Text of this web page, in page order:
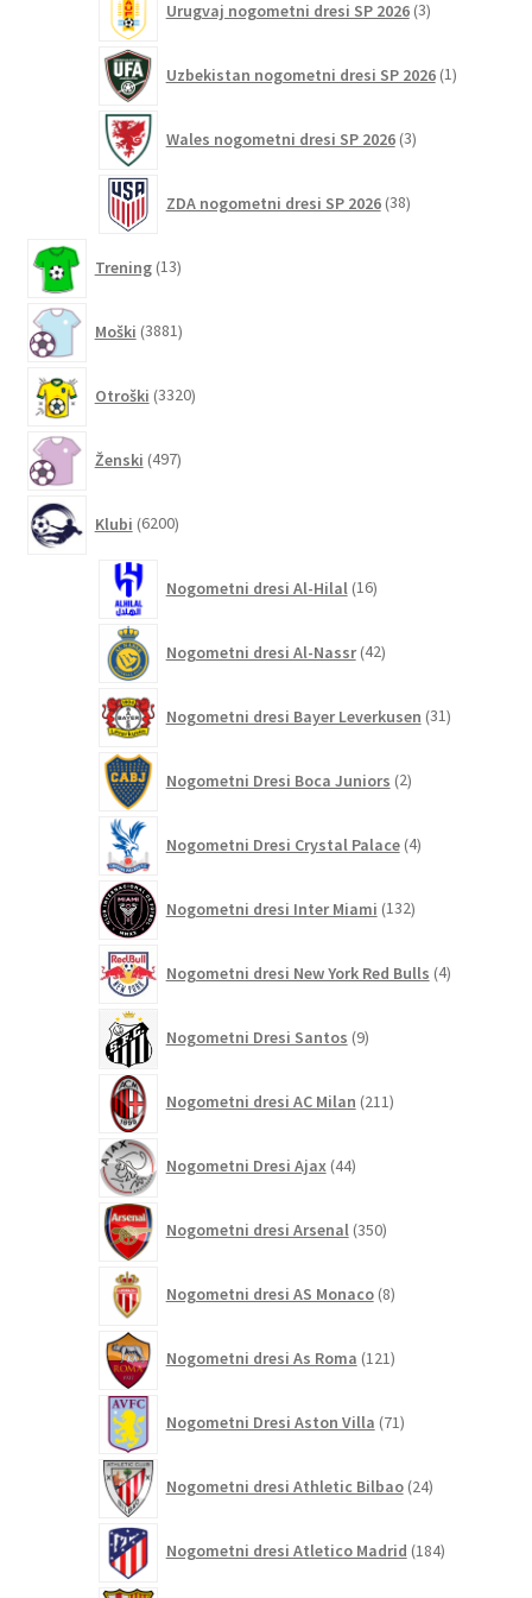
Urugvaj nogometni dresi SP 2026 3izdelki
Uzbekistan nogometni dresi SP 2026 1izdelek
Wales nogometni dresi SP 2026 3izdelki
ZDA nogometni dresi SP 2026 38izdelkov
Trening 13izdelkov
Moški 3881izdelkov
Otroški 3320izdelkov
Ženski 497izdelkov
Klubi 6200izdelkov
Nogometni dresi Al-Hilal 16izdelkov
Nogometni dresi Al-Nassr 42izdelkov
Nogometni dresi Bayer Leverkusen 31izdelkov
Nogometni Dresi Boca Juniors 2izdelka
Nogometni Dresi Crystal Palace 4izdelki
Nogometni dresi Inter Miami 132izdelkov
Nogometni dresi New York Red Bulls 4izdelki
Nogometni Dresi Santos 9izdelkov
Nogometni dresi AC Milan 211izdelkov
Nogometni Dresi Ajax 44izdelkov
Nogometni dresi Arsenal 350izdelkov
Nogometni dresi AS Monaco 8izdelkov
Nogometni dresi As Roma 121izdelkov
Nogometni Dresi Aston Villa 71izdelkov
Nogometni dresi Athletic Bilbao 24izdelkov
Nogometni dresi Atletico Madrid 184izdelkov